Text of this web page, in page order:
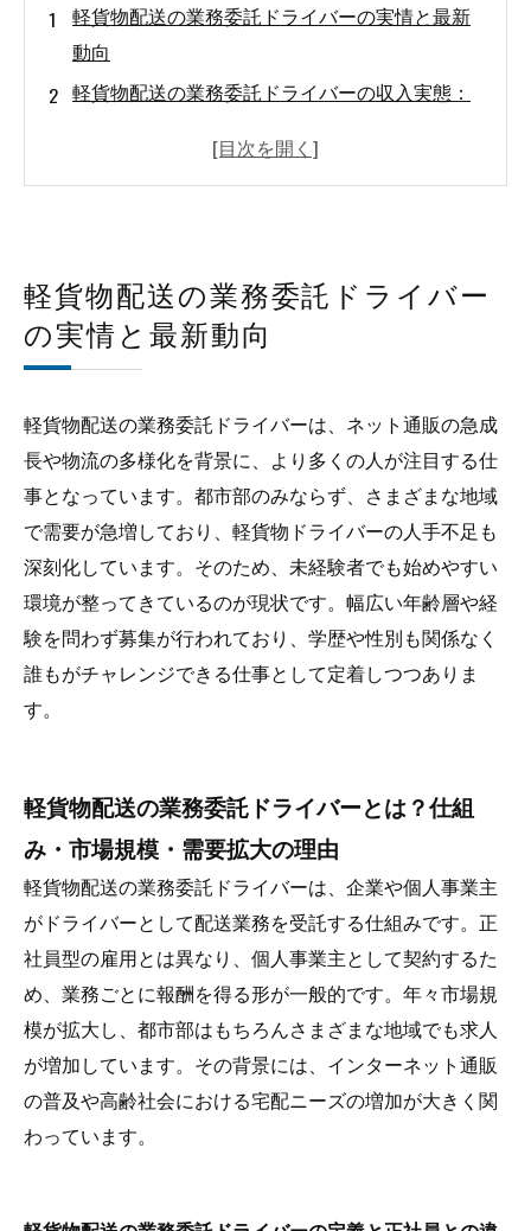
軽貨物配送の業務委託ドライバーの実情と最新
動向
軽貨物配送の業務委託ドライバーの収入実態：
軽貨物配送の業務委託ドライバーのメリット・
地域ごとの高収入案件事情
軽貨物配送の業務委託ドライバー求人の探し方
と選択基準
なるための手順
業務委託ドライバーとして成功するためのポイ
ント
軽貨物配送の業務委託ドライバー求人のよくあ
る質問
会社概要
軽貨物配送の業務委託ドライバー
の実情と最新動向
軽貨物配送の業務委託ドライバーは、ネット通販の急成
長や物流の多様化を背景に、より多くの人が注目する仕
事となっています。都市部のみならず、さまざまな地域
で需要が急増しており、軽貨物ドライバーの人手不足も
深刻化しています。そのため、未経験者でも始めやすい
環境が整ってきているのが現状です。幅広い年齢層や経
験を問わず募集が行われており、学歴や性別も関係なく
誰もがチャレンジできる仕事として定着しつつありま
す。
軽貨物配送の業務委託ドライバーとは？仕組
み・市場規模・需要拡大の理由
軽貨物配送の業務委託ドライバーは、企業や個人事業主
がドライバーとして配送業務を受託する仕組みです。正
社員型の雇用とは異なり、個人事業主として契約するた
め、業務ごとに報酬を得る形が一般的です。年々市場規
模が拡大し、都市部はもちろんさまざまな地域でも求人
が増加しています。その背景には、インターネット通販
の普及や高齢社会における宅配ニーズの増加が大きく関
わっています。